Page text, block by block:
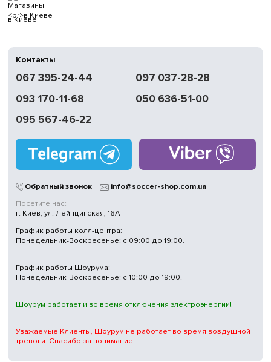
в Киеве
Контакты
067 395-24-44
097 037-28-28
093 170-11-68
050 636-51-00
095 567-46-22
Обратный звонок
info@soccer-shop.com.ua
Посетите нас:
г. Киев, ул. Лейпцигская, 16А
График работы колл-центра:
Понедельник-Воскресенье: с 09:00 до 19:00.
График работы Шоурума:
Понедельник-Воскресенье: с 10:00 до 19:00.
Шоурум работает и во время отключения электроэнергии!
Уважаемые Клиенты, Шоурум не работает во время воздушной
тревоги. Спасибо за понимание!